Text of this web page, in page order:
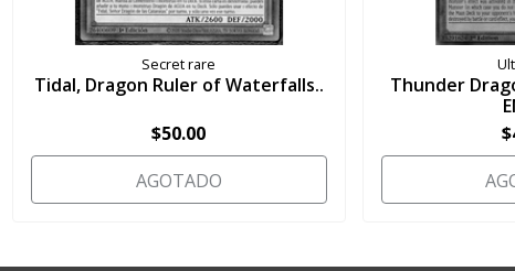
Secret rare
Tidal, Dragon Ruler of Waterfalls..
$50.00
AGOTADO
Thunder